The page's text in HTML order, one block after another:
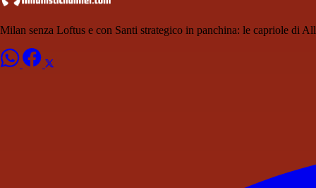
Milan senza Loftus e con Santi strategico in panchina: le capriole di